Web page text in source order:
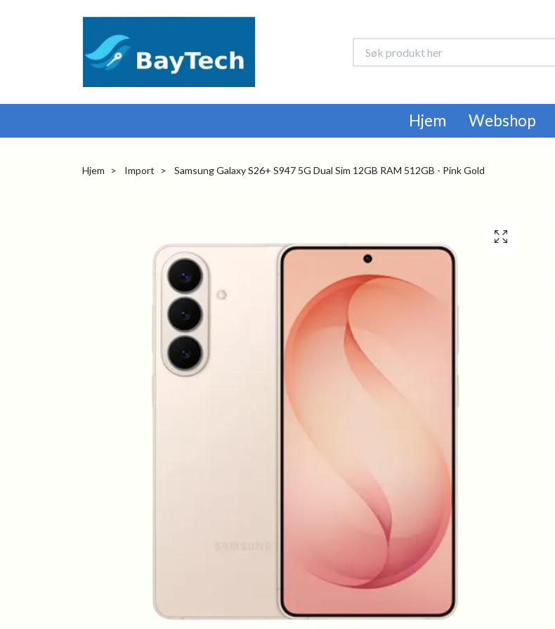
Hjem Webshop
Hjem Import Samsung Galaxy S26+ S947 5G Dual Sim 12GB RAM 512GB - Pink Gold